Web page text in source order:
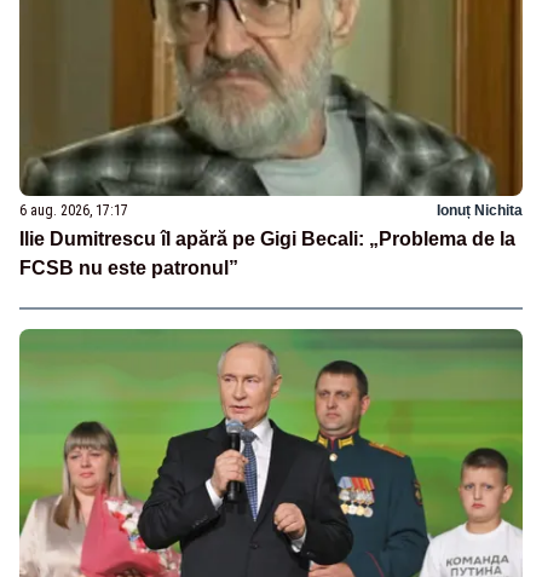
6 aug. 2026, 17:17 Ionuț Nichita
Ilie Dumitrescu îl apără pe Gigi Becali: „Problema de la
FCSB nu este patronul”